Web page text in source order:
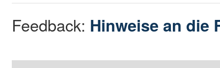
Feedback: Hinweise an die